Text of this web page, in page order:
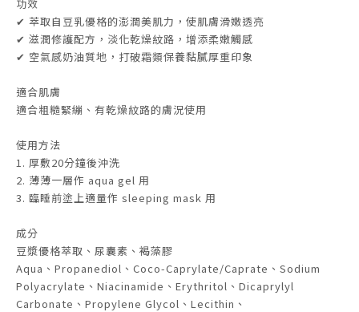
功效
✔ 萃取自豆乳優格的澎潤美肌力，使肌膚滑嫩透亮
✔ 滋潤修護配方，淡化乾燥紋路，增添柔嫩觸感
✔ 空氣感奶油質地，打破霜類保養黏膩厚重印象
適合肌膚
適合粗糙緊繃、有乾燥紋路的膚況使用
使用方法
1. 厚敷20分鐘後沖洗
2. 薄薄一層作 aqua gel 用
3. 臨睡前塗上適量作 sleeping mask 用
成分
豆漿優格萃取、尿囊素、褐藻膠
Aqua、Propanediol、Coco-Caprylate/Caprate、Sodium
Polyacrylate、Niacinamide、Erythritol、Dicaprylyl
Carbonate、Propylene Glycol、Lecithin、